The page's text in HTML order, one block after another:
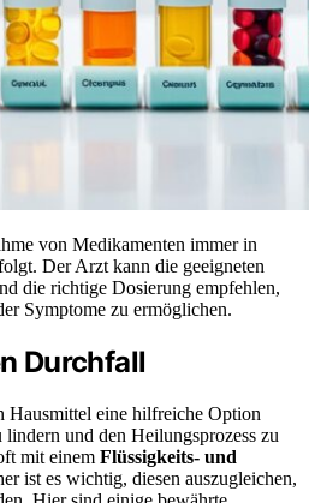
von Medikamenten immer in
Der Arzt kann die geeigneten
die richtige Dosierung empfehlen,
Symptome zu ermöglichen.
Durchfall
eine hilfreiche Option
und den Heilungsprozess zu
mit einem Flüssigkeits- und
ist es wichtig, diesen auszugleichen,